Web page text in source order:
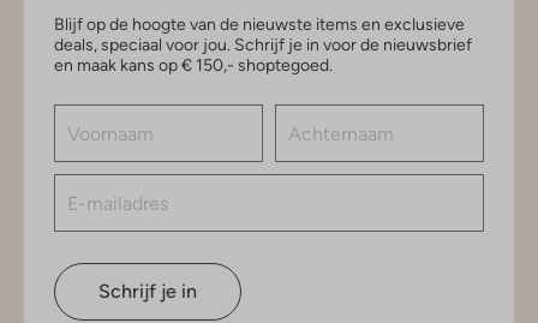
Blijf op de hoogte van de nieuwste items en exclusieve
deals, speciaal voor jou. Schrijf je in voor de nieuwsbrief
en maak kans op € 150,- shoptegoed.
Schrijf je in